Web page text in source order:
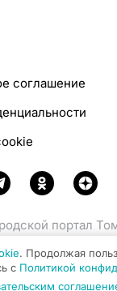
соглашение
портал
. Продолжая
с Политикой